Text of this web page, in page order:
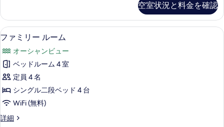
の
す
べ
て
の
写
真
を
表
ー
ド
ル
ム
の
詳
細
空室状況と料金を確認
フ
ミ
リ
ー
ル
ム
10
ファミリー ルーム
オーシャンビュー
ベッドルーム 4 室
定員 4 名
シングル二段ベッド 4 台
WiFi (無料)
詳細
フ